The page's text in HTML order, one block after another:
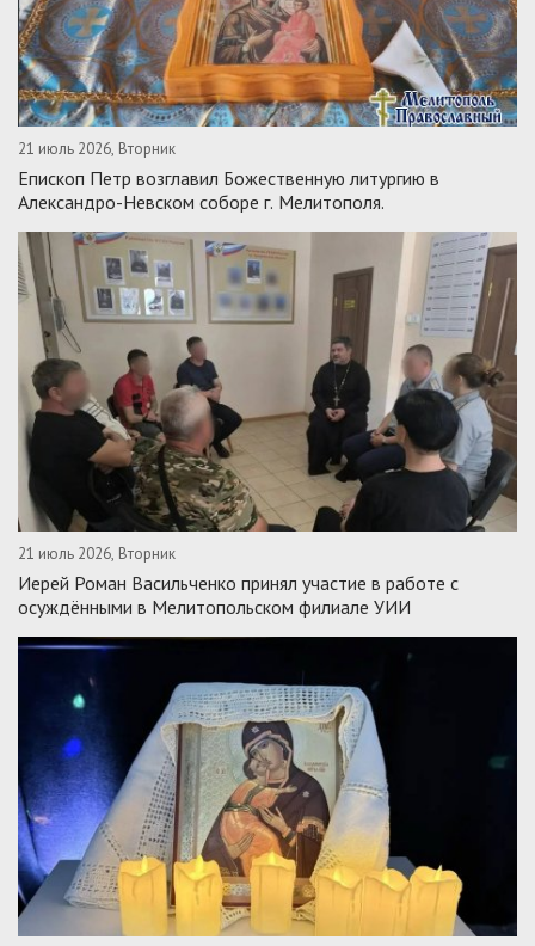
21 июль 2026, Вторник
Епископ Петр возглавил Божественную литургию в
Александро-Невском соборе г. Мелитополя.
21 июль 2026, Вторник
Иерей Роман Васильченко принял участие в работе с
осуждёнными в Мелитопольском филиале УИИ